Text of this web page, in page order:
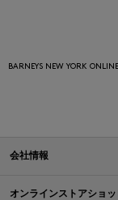
BARNEYS NEW YORK
会社情報
オンラインストアショ